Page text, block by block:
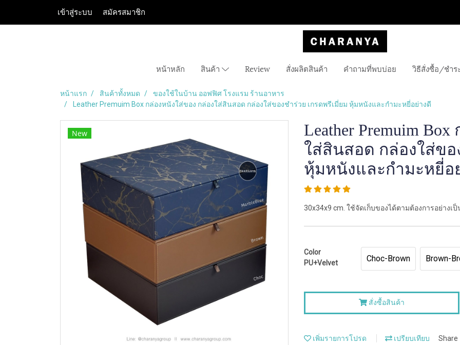
เข้าสู่ระบบ สมัครสมาชิก
หน้าหลัก สินค้า Review สั่งผลิตสินค้า คำถามที่พบบ่อย วิธีสั่งซื้อ/ชำร
หน้าแรก สินค้าทั้งหมด
ของใช้ในบ้าน ออฟฟิศ โรงแรม ร้านอาหาร
Leather Premuim Box กล่องหนังใส่ของ กล่องใส่สินสอด กล่องใส่ของชำร่วย เกรดพรีเมี่ยม หุ้มหนังและกำมะหยี่อย่างดี
New
Leather Premuim
ใส่สินสอด กล่องใส่ขอ
หุ้มหนังและกำมะหยี่อ
30x34x9 cm. ใช้จัดเก็บของได้ตามต้องการอย่างเ
Color
PU+Velvet
Choc-Brown Brown-
สั่งซื้อสินค้า
เพิ่มรายการโปรด เปรียบเทียบ Share